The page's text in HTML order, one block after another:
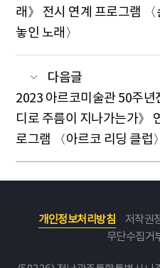
래》 전시 연계 프로그램 〈
놓인 노래〉
다음글
2023 아르코미술관 50주년
디로 주름이 지나가는가》
로그램 〈아르코 리딩 클럽〉
개인정보처리방침 저작권
무단수집거